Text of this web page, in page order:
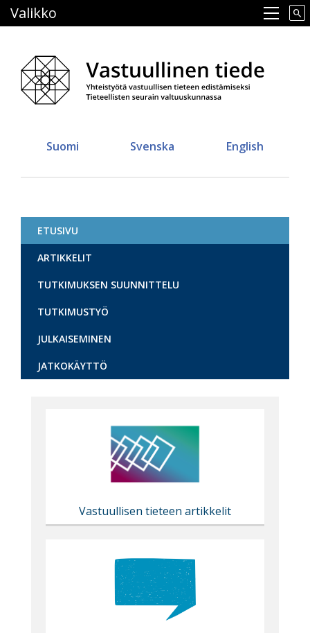
pääsisältöön
Main navigation
Valikko
Suomi Svenska English
Vastuullinen tiede
ETUSIVU
ARTIKKELIT
TUTKIMUKSEN SUUNNITTELU
TUTKIMUSTYÖ
JULKAISEMINEN
JATKOKÄYTTÖ
Vastuullisen tieteen artikkelit